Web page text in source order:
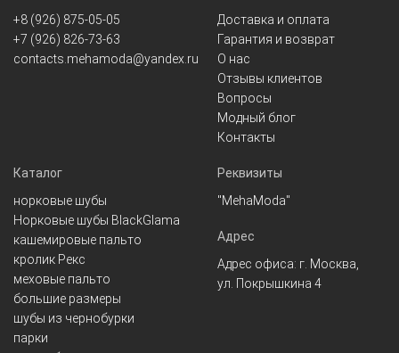
+8 (926) 875-05-05
+7 (926) 826-73-63
contacts.mehamoda@yandex.ru
Доставка и оплата
Гарантия и возврат
О нас
Отзывы клиентов
Вопросы
Модный блог
Контакты
Каталог
норковые шубы
Норковые шубы BlackGlama
кашемировые пальто
кролик Рекс
меховые пальто
большие размеры
шубы из чернобурки
парки
Реквизиты
"MehaModa"
Адрес
Адрес офиса: г. Москва,
ул. Покрышкина 4